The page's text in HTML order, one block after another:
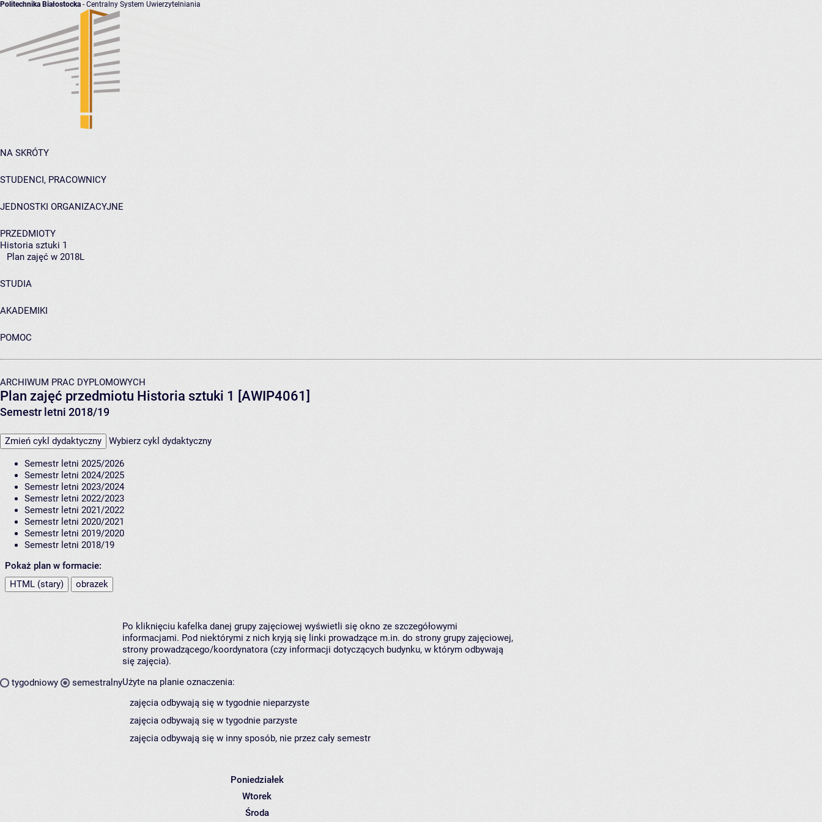
Politechnika Białostocka - Centralny System Uwierzytelniania
NA SKRÓTY
STUDENCI, PRACOWNICY
JEDNOSTKI ORGANIZACYJNE
PRZEDMIOTY
Historia sztuki 1
Plan zajęć w 2018L
STUDIA
AKADEMIKI
POMOC
ARCHIWUM PRAC DYPLOMOWYCH
Plan zajęć przedmiotu Historia sztuki 1 [AWIP4061]
Semestr letni 2018/19
Zmień cykl dydaktyczny Wybierz cykl dydaktyczny
Semestr letni 2025/2026
Semestr letni 2024/2025
Semestr letni 2023/2024
Semestr letni 2022/2023
Semestr letni 2021/2022
Semestr letni 2020/2021
Semestr letni 2019/2020
Semestr letni 2018/19
Pokaż plan w formacie:
HTML (stary)
obrazek
tygodniowy semestralny
Po kliknięciu kafelka danej grupy zajęciowej wyświetli się okno ze szczegółowymi
informacjami. Pod niektórymi z nich kryją się linki prowadzące m.in. do strony grupy zajęciowej,
strony prowadzącego/koordynatora (czy informacji dotyczących budynku, w którym odbywają
się zajęcia).
Użyte na planie oznaczenia:
zajęcia odbywają się w tygodnie nieparzyste
zajęcia odbywają się w tygodnie parzyste
zajęcia odbywają się w inny sposób, nie przez cały semestr
Poniedziałek
Wtorek
Środa